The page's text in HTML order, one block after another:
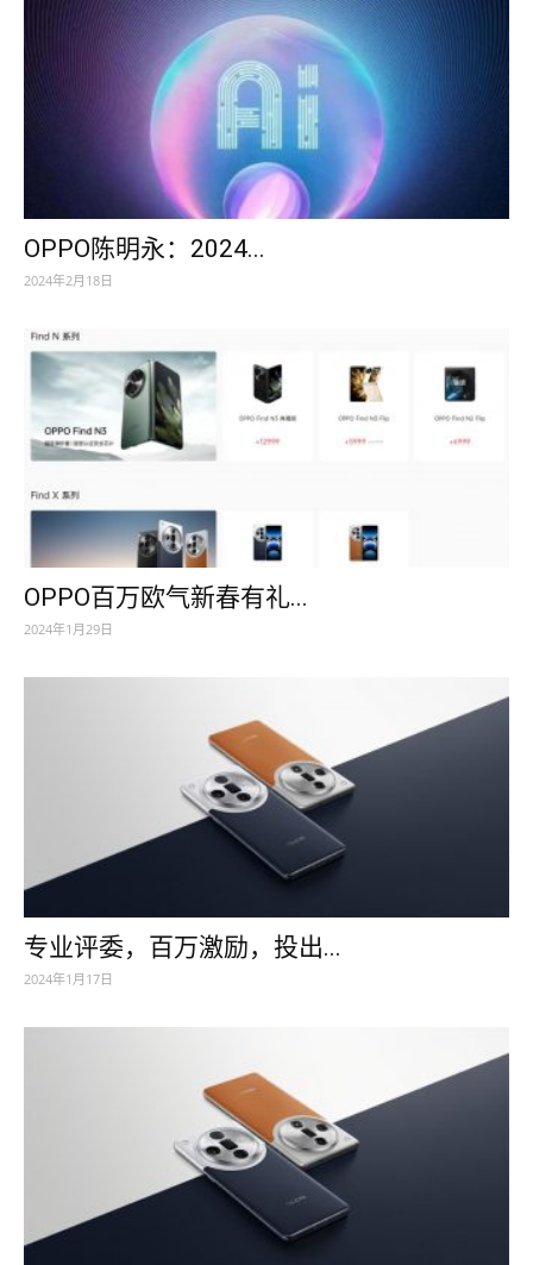
OPPO陈明永：2024...
2024年2月18日
OPPO百万欧气新春有礼...
2024年1月29日
专业评委，百万激励，投出...
2024年1月17日